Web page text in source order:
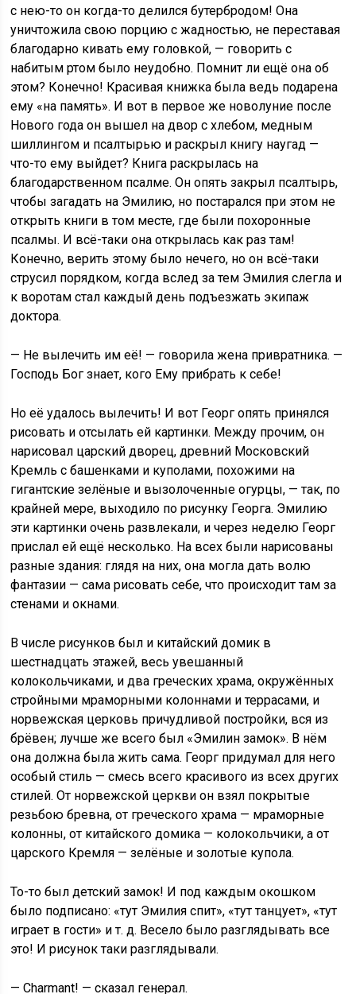
с нею-то он когда-то делился бутербродом! Она
уничтожила свою порцию с жадностью, не переставая
благодарно кивать ему головкой, — говорить с
набитым ртом было неудобно. Помнит ли ещё она об
этом? Конечно! Красивая книжка была ведь подарена
ему «на память». И вот в первое же новолуние после
Нового года он вышел на двор с хлебом, медным
шиллингом и псалтырью и раскрыл книгу наугад —
что-то ему выйдет? Книга раскрылась на
благодарственном псалме. Он опять закрыл псалтырь,
чтобы загадать на Эмилию, но постарался при этом не
открыть книги в том месте, где были похоронные
псалмы. И всё-таки она открылась как раз там!
Конечно, верить этому было нечего, но он всё-таки
струсил порядком, когда вслед за тем Эмилия слегла и
к воротам стал каждый день подъезжать экипаж
доктора.
— Не вылечить им её! — говорила жена привратника. —
Господь Бог знает, кого Ему прибрать к себе!
Но её удалось вылечить! И вот Георг опять принялся
рисовать и отсылать ей картинки. Между прочим, он
нарисовал царский дворец, древний Московский
Кремль с башенками и куполами, похожими на
гигантские зелёные и вызолоченные огурцы, — так, по
крайней мере, выходило по рисунку Георга. Эмилию
эти картинки очень развлекали, и через неделю Георг
прислал ей ещё несколько. На всех были нарисованы
разные здания: глядя на них, она могла дать волю
фантазии — сама рисовать себе, что происходит там за
стенами и окнами.
В числе рисунков был и китайский домик в
шестнадцать этажей, весь увешанный
колокольчиками, и два греческих храма, окружённых
стройными мраморными колоннами и террасами, и
норвежская церковь причудливой постройки, вся из
брёвен; лучше же всего был «Эмилин замок». В нём
она должна была жить сама. Георг придумал для него
особый стиль — смесь всего красивого из всех других
стилей. От норвежской церкви он взял покрытые
резьбою бревна, от греческого храма — мраморные
колонны, от китайского домика — колокольчики, а от
царского Кремля — зелёные и золотые купола.
То-то был детский замок! И под каждым окошком
было подписано: «тут Эмилия спит», «тут танцует», «тут
играет в гости» и т. д. Весело было разглядывать все
это! И рисунок таки разглядывали.
— Charmant! — сказал генерал.